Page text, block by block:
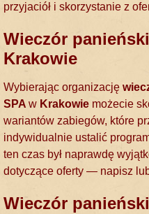
przyjaciół i skorzystanie z
Wieczór
Krakowie
Wybierając organizację
SPA w Krakowie możecie
wariantów zabiegów, które
indywidualnie ustalić
ten czas był naprawdę
dotyczące oferty — napisz
Wieczór